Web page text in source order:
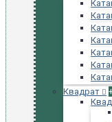
Квадрат